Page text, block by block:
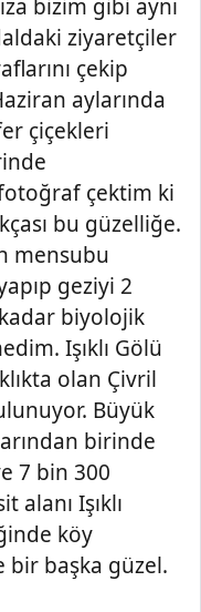
bizim gibi aynı
ziyaretçiler
çekip
aylarında
çiçekleri
çektim ki
bu güzelliğe.
mensubu
geziyi 2
biyolojik
Işıklı Gölü
olan Çivril
Büyük
birinde
7 bin 300
alanı Işıklı
köy
bir başka güzel.